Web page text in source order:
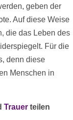
geben der
Auf diese Weise
die das Leben des
Für die
denn diese
Menschen in
Trauer teilen